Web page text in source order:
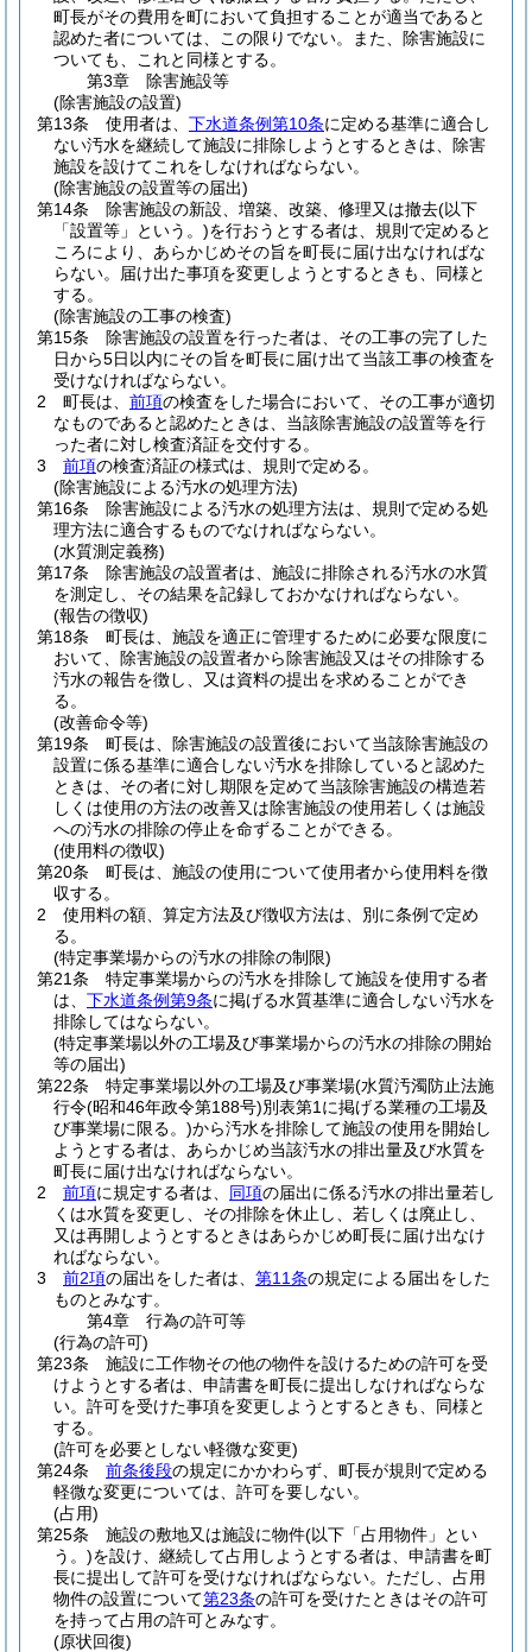
町長がその費用を町において負担することが適当であると
認めた者については、この限りでない。
また、除害施設に
ついても、これと同様とする。
第3章
除害施設等
(除害施設の設置)
第13条
使用者は、 下水道条例第10条に定める基準に適合し
ない汚水を継続して施設に排除しようとするときは、除害
施設を設けてこれをしなければならない。
(除害施設の設置等の届出)
第14条
除害施設の新設、増築、改築、修理又は撤去(以下
「設置等」という。)を行おうとする者は、規則で定めると
ころにより、あらかじめその旨を町長に届け出なければな
らない。
届け出た事項を変更しようとするときも、同様と
する。
(除害施設の工事の検査)
第15条
除害施設の設置を行った者は、その工事の完了した
日から5日以内にその旨を町長に届け出て当該工事の検査を
受けなければならない。
2
町長は、 前項の検査をした場合において、その工事が適切
なものであると認めたときは、当該除害施設の設置等を行
った者に対し検査済証を交付する。
3
前項の検査済証の様式は、規則で定める。
(除害施設による汚水の処理方法)
第16条
除害施設による汚水の処理方法は、規則で定める処
理方法に適合するものでなければならない。
(水質測定義務)
第17条
除害施設の設置者は、施設に排除される汚水の水質
を測定し、その結果を記録しておかなければならない。
(報告の徴収)
第18条
町長は、施設を適正に管理するために必要な限度に
おいて、除害施設の設置者から除害施設又はその排除する
汚水の報告を徴し、又は資料の提出を求めることができ
る。
(改善命令等)
第19条
町長は、除害施設の設置後において当該除害施設の
設置に係る基準に適合しない汚水を排除していると認めた
ときは、その者に対し期限を定めて当該除害施設の構造若
しくは使用の方法の改善又は除害施設の使用若しくは施設
への汚水の排除の停止を命ずることができる。
(使用料の徴収)
第20条
町長は、施設の使用について使用者から使用料を徴
収する。
2
使用料の額、算定方法及び徴収方法は、別に条例で定め
る。
(特定事業場からの汚水の排除の制限)
第21条
特定事業場からの汚水を排除して施設を使用する者
は、 下水道条例第9条に掲げる水質基準に適合しない汚水を
排除してはならない。
(特定事業場以外の工場及び事業場からの汚水の排除の開始
等の届出)
第22条
特定事業場以外の工場及び事業場(水質汚濁防止法施
行令(昭和46年政令第188号)別表第1に掲げる業種の工場及
び事業場に限る。)から汚水を排除して施設の使用を開始し
ようとする者は、あらかじめ当該汚水の排出量及び水質を
町長に届け出なければならない。
2
前項に規定する者は、 同項の届出に係る汚水の排出量若し
くは水質を変更し、その排除を休止し、若しくは廃止し、
又は再開しようとするときはあらかじめ町長に届け出なけ
ればならない。
3
前2項の届出をした者は、 第11条の規定による届出をした
ものとみなす。
第4章
行為の許可等
(行為の許可)
第23条
施設に工作物その他の物件を設けるための許可を受
けようとする者は、申請書を町長に提出しなければならな
い。 許可を受けた事項を変更しようとするときも、同様と
する。
(許可を必要としない軽微な変更)
第24条
前条後段の規定にかかわらず、町長が規則で定める
軽微な変更については、許可を要しない。
(占用)
第25条
施設の敷地又は施設に物件(以下「占用物件」とい
う。)を設け、継続して占用しようとする者は、申請書を町
長に提出して許可を受けなければならない。 ただし、占用
物件の設置について第23条の許可を受けたときはその許可
を持って占用の許可とみなす。
(原状回復)